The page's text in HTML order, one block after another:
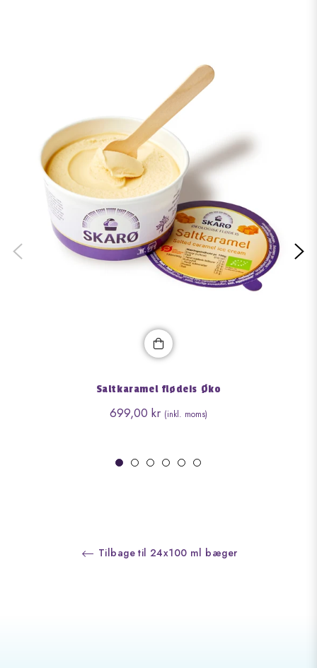
Saltkaramel flødeis Øko
Normalpris
699,00 kr
Tilbage til 24x100 ml bæger